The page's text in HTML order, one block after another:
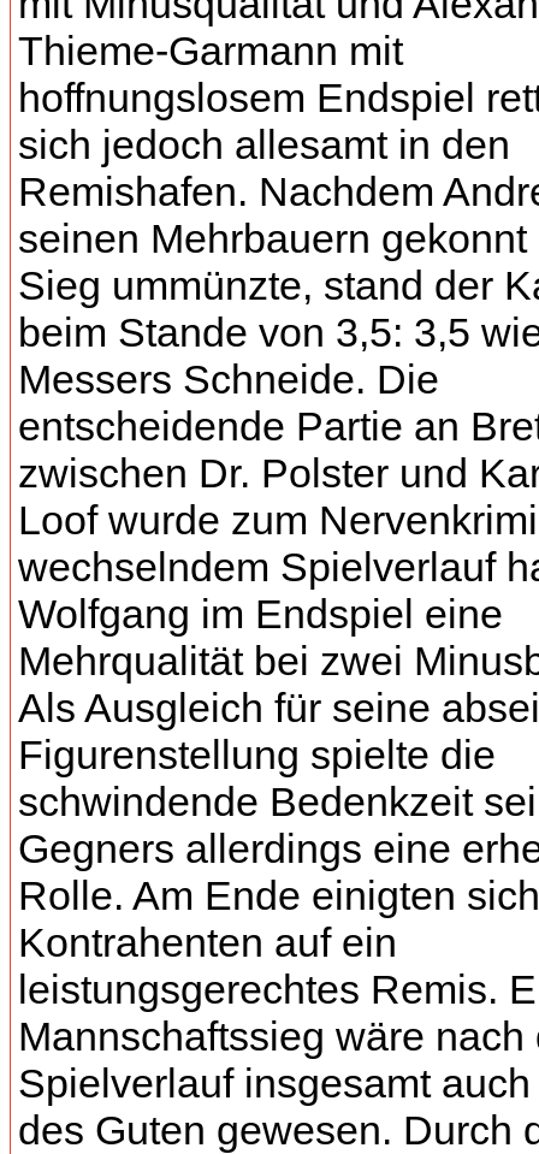
Thieme-Garmann mit
hoffnungslosem Endspiel
sich jedoch allesamt in den
Remishafen. Nachdem
seinen Mehrbauern gekonnt
Sieg ummünzte, stand der
beim Stande von 3,5: 3,5
Messers Schneide. Die
entscheidende Partie an
zwischen Dr. Polster und
Loof wurde zum
wechselndem Spielverlauf
Wolfgang im Endspiel eine
Mehrqualität bei zwei
Als Ausgleich für seine
Figurenstellung spielte die
schwindende Bedenkzeit
Gegners allerdings eine
Rolle. Am Ende einigten
Kontrahenten auf ein
leistungsgerechtes Remis.
Mannschaftssieg wäre nach
Spielverlauf insgesamt
des Guten gewesen. Durch